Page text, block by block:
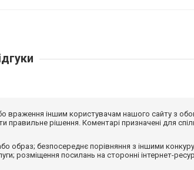
враження іншим користувачам нашого сайту з
рішення. Коментарі призначені для
образ; безпосереднє порівняння з іншими
розміщення посилань на сторонні інтернет-